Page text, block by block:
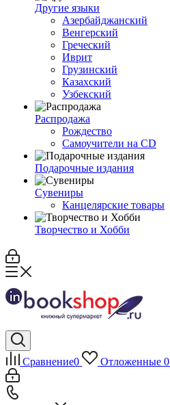
Другие языки
Азербайджанский
Венгерский
Греческий
Иврит
Грузинский
Казахский
Узбекский
Распродажа
Рождество
Самоучители на CD
Подарочные издания
Сувениры
Канцелярские товары
Творчество и Хобби
Сравнение0 Отложенные 0